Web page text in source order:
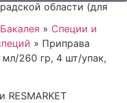
области (для
Бакалея » Специи и
» Приправа
мл/260 гр, 4 шт/упак,
RESMARKET